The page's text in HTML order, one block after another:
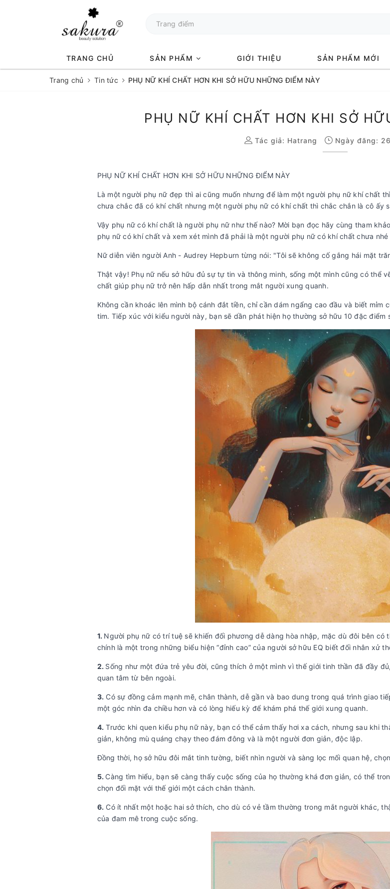
TRANG CHỦ SẢN PHẨM GIỚI THIỆU SẢN PHẨM MỚI
Trang chủ Tin tức PHỤ NỮ KHÍ CHẤT HƠN KHI SỞ HỮU NHỮNG ĐIỂM NÀY
PHỤ NỮ KHÍ CHẤT HƠN KHI SỞ
Tác giả: Hatrang Ngày đăng:
PHỤ NỮ KHÍ CHẤT HƠN KHI SỞ HỮU NHỮNG ĐIỂM NÀY
Là một người phụ nữ đẹp thì ai cũng muốn nhưng để làm một người phụ nữ khí chất
chưa chắc đã có khí chất nhưng một người phụ nữ có khí chất thì chắc chắn là cô ấy
Vậy phụ nữ có khí chất là người phụ nữ như thế nào? Mời bạn đọc hãy cùng tham
phụ nữ có khí chất và xem xét mình đã phải là một người phụ nữ có khí chất chưa nhé
Nữ diễn viên người Anh - Audrey Hepburn từng nói: "Tôi sẽ không cố gắng hái mặt
Thật vậy! Phụ nữ nếu sở hữu đủ sự tự tin và thông minh, sống một mình cũng có thể
chất giúp phụ nữ trở nên hấp dẫn nhất trong mắt người xung quanh.
Không cần khoác lên mình bộ cánh đắt tiền, chỉ cần dám ngẩng cao đầu và biết
tim. Tiếp xúc với kiểu người này, bạn sẽ dần phát hiện họ thường sở hữu 10 đặc điểm
1. Người phụ nữ có trí tuệ sẽ khiến đối phương dễ dàng hòa nhập, mặc dù đôi bên
chính là một trong những biểu hiện “đỉnh cao” của người sở hữu EQ biết đối nhân xử
2. Sống như một đứa trẻ yêu đời, cũng thích ở một mình vì thế giới tinh thần đã đầy
quan tâm từ bên ngoài.
3. Có sự đồng cảm mạnh mẽ, chân thành, dễ gần và bao dung trong quá trình giao
một góc nhìn đa chiều hơn và có lòng hiếu kỳ để khám phá thế giới xung quanh.
4. Trước khi quen kiểu phụ nữ này, bạn có thể cảm thấy hơi xa cách, nhưng sau khi
giản, không mù quáng chạy theo đám đông và là một người đơn giản, độc lập.
Đồng thời, họ sở hữu đôi mắt tinh tường, biết nhìn người và sàng lọc mối quan hệ,
5. Càng tìm hiểu, bạn sẽ càng thấy cuộc sống của họ thường khá đơn giản, có thể
chọn đối mặt với thế giới một cách chân thành.
6. Có ít nhất một hoặc hai sở thích, cho dù có vẻ tầm thường trong mắt người khác,
của đam mê trong cuộc sống.